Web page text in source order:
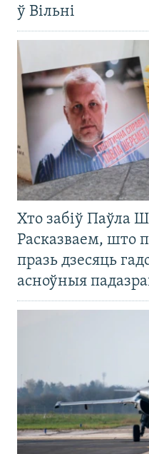
ў Вільні
Хто забіў Паўла
Расказваем, што
празь дзесяць
асноўныя